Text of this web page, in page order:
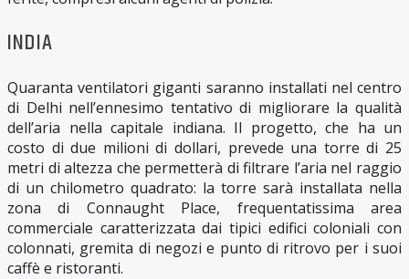
INDIA
Quaranta ventilatori giganti saranno installati nel centro
di Delhi nell’ennesimo tentativo di migliorare la qualità
dell’aria nella capitale indiana. Il progetto, che ha un
costo di due milioni di dollari, prevede una torre di 25
metri di altezza che permetterà di filtrare l’aria nel raggio
di un chilometro quadrato: la torre sarà installata nella
zona di Connaught Place, frequentatissima area
commerciale caratterizzata dai tipici edifici coloniali con
colonnati, gremita di negozi e punto di ritrovo per i suoi
caffè e ristoranti.